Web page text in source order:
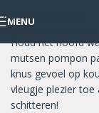
Skip to navigation
Skip to main content
MENU
Mutsen
Houd het hoofd
mutsen pompon
knus gevoel op
vleugje plezier
schitteren!